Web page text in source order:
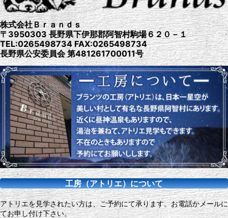
株式会社Ｂｒａｎｄｓ
〒3950303 長野県下伊那郡阿智村駒場６２０－１
TEL:0265498734 FAX:0265498734
長野県公安委員会 第481261700011号
工房（アトリエ）について
アトリエを見学されたい方は、ご予約にて承ります。お電話かメールに
てお申し付け下さい。